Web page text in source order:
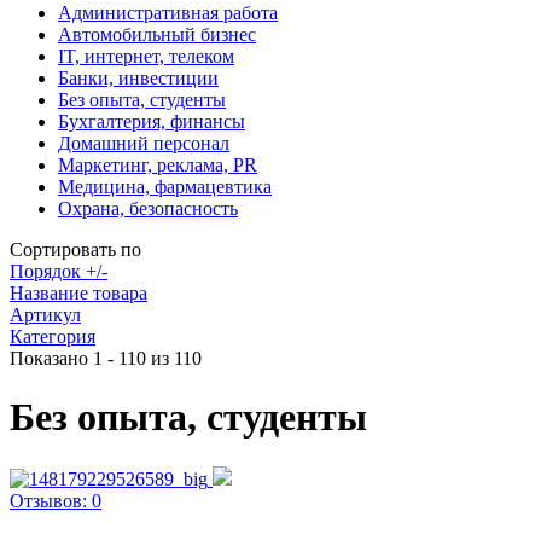
Административная работа
Автомобильный бизнес
IT, интернет, телеком
Банки, инвестиции
Без опыта, студенты
Бухгалтерия, финансы
Домашний персонал
Маркетинг, реклама, PR
Медицина, фармацевтика
Охрана, безопасность
Сортировать по
Порядок +/-
Название товара
Артикул
Категория
Показано 1 - 110 из 110
Без опыта, студенты
Отзывов: 0